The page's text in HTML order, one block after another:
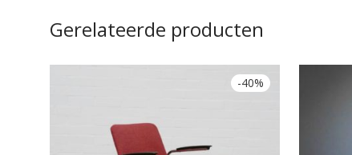
Gerelateerde producten
-40%